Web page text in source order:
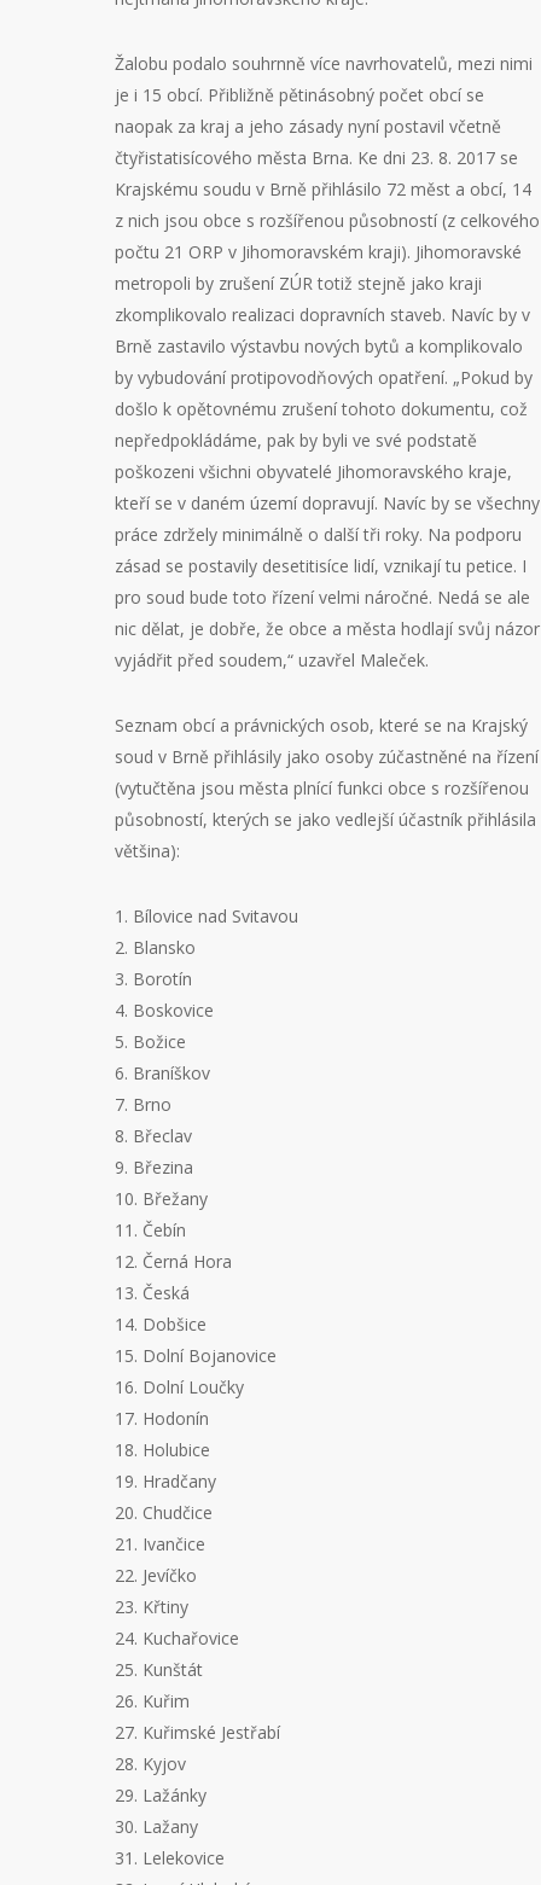
Žalobu podalo souhrnně více navrhovatelů, mezi nimi
je i 15 obcí. Přibližně pětinásobný počet obcí se
naopak za kraj a jeho zásady nyní postavil včetně
čtyřistatisícového města Brna. Ke dni 23. 8. 2017 se
Krajskému soudu v Brně přihlásilo 72 měst a obcí, 14
z nich jsou obce s rozšířenou působností (z celkového
počtu 21 ORP v Jihomoravském kraji). Jihomoravské
metropoli by zrušení ZÚR totiž stejně jako kraji
zkomplikovalo realizaci dopravních staveb. Navíc by v
Brně zastavilo výstavbu nových bytů a komplikovalo
by vybudování protipovodňových opatření. „Pokud by
došlo k opětovnému zrušení tohoto dokumentu, což
nepředpokládáme, pak by byli ve své podstatě
poškozeni všichni obyvatelé Jihomoravského kraje,
kteří se v daném území dopravují. Navíc by se všechny
práce zdržely minimálně o další tři roky. Na podporu
zásad se postavily desetitisíce lidí, vznikají tu petice. I
pro soud bude toto řízení velmi náročné. Nedá se ale
nic dělat, je dobře, že obce a města hodlají svůj názor
vyjádřit před soudem,“ uzavřel Maleček.
Seznam obcí a právnických osob, které se na Krajský
soud v Brně přihlásily jako osoby zúčastněné na řízení
(vytučtěna jsou města plnící funkci obce s rozšířenou
působností, kterých se jako vedlejší účastník přihlásila
většina):
1. Bílovice nad Svitavou
2. Blansko
3. Borotín
4. Boskovice
5. Božice
6. Braníškov
7. Brno
8. Břeclav
9. Březina
10. Břežany
11. Čebín
12. Černá Hora
13. Česká
14. Dobšice
15. Dolní Bojanovice
16. Dolní Loučky
17. Hodonín
18. Holubice
19. Hradčany
20. Chudčice
21. Ivančice
22. Jevíčko
23. Křtiny
24. Kuchařovice
25. Kunštát
26. Kuřim
27. Kuřimské Jestřabí
28. Kyjov
29. Lažánky
30. Lažany
31. Lelekovice